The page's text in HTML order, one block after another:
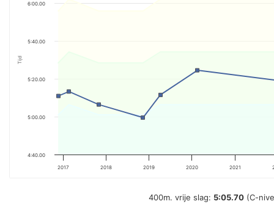
Tijd
2017 2018 2019 2020 2021
4:40.00
5:00.00
5:20.00
5:40.00
6:00.00
400m. vrije slag: 5:05.70 (C-